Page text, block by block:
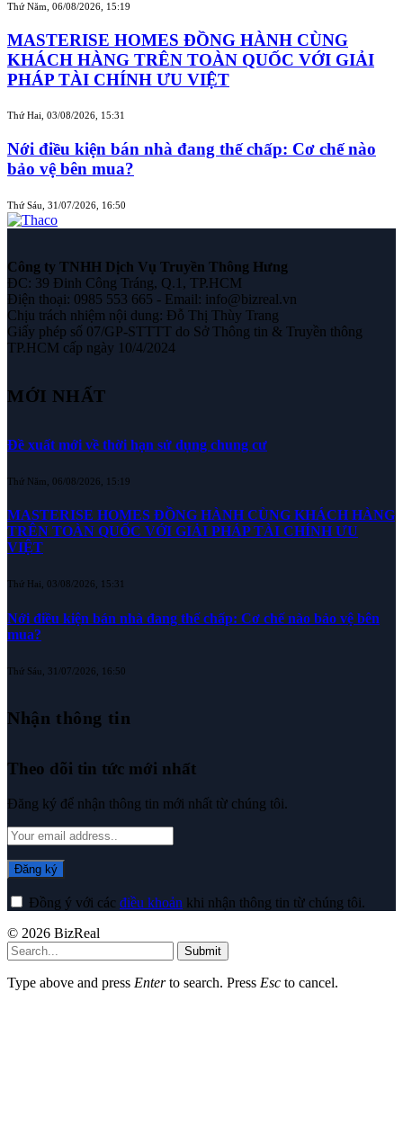
Thứ Năm, 06/08/2026, 15:19
MASTERISE HOMES ĐỒNG HÀNH CÙNG
KHÁCH HÀNG TRÊN TOÀN QUỐC VỚI GIẢI
PHÁP TÀI CHÍNH ƯU VIỆT
Thứ Hai, 03/08/2026, 15:31
Nới điều kiện bán nhà đang thế chấp: Cơ chế nào
bảo vệ bên mua?
Thứ Sáu, 31/07/2026, 16:50
Công ty TNHH Dịch Vụ Truyền Thông Hưng
ĐC: 39 Đinh Công Tráng, Q.1, TP.HCM
Điện thoại: 0985 553 665 - Email: info@bizreal.vn
Chịu trách nhiệm nội dung: Đỗ Thị Thùy Trang
Giấy phép số 07/GP-STTTT do Sở Thông tin & Truyền thông
TP.HCM cấp ngày 10/4/2024
MỚI NHẤT
Đề xuất mới về thời hạn sử dụng chung cư
Thứ Năm, 06/08/2026, 15:19
MASTERISE HOMES ĐỒNG HÀNH CÙNG KHÁCH HÀNG
TRÊN TOÀN QUỐC VỚI GIẢI PHÁP TÀI CHÍNH ƯU
VIỆT
Thứ Hai, 03/08/2026, 15:31
Nới điều kiện bán nhà đang thế chấp: Cơ chế nào bảo vệ bên
mua?
Thứ Sáu, 31/07/2026, 16:50
Nhận thông tin
Theo dõi tin tức mới nhất
Đăng ký để nhận thông tin mới nhất từ chúng tôi.
Đồng ý với các điều khoản khi nhận thông tin từ chúng tôi.
© 2026 BizReal
Submit
Type above and press Enterto search. Press Esc to cancel.